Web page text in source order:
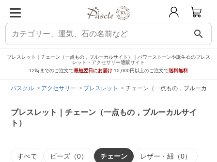
search
ブレスレット｜チェーン（一点もの，ブルーカルサイト）｜パワーストーンや誕生石のブレス
レット・アクセサリー通販サイト
12時までのご注文で最短翌日にお届け 10,000円以上のご注文で送料無料
パスクル アクセサリー ブレスレット チェーン（一点もの，ブルーカル
ブレスレット｜チェーン（一点もの，ブルーカルサイ
ト）
すべて ビーズ（0） チェーン レザー・紐（0）